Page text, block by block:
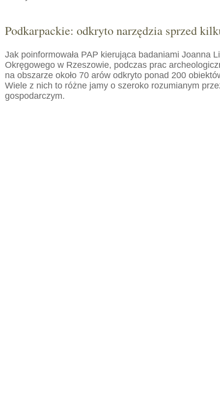
Podkarpackie: odkryto narzędzia sprzed
Jak poinformowała PAP kierująca badaniami Joanna
Okręgowego w Rzeszowie, podczas prac
na obszarze około 70 arów odkryto ponad 200
Wiele z nich to różne jamy o szeroko rozumianym
gospodarczym.